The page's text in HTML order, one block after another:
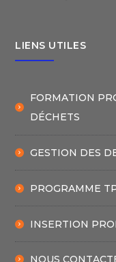
LIENS UTILES
FORMATION
DÉCHETS
GESTION DES
PROGRAMME
INSERTION